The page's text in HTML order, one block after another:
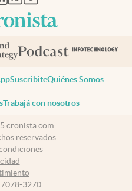
SuscribiteQuiénes Somos
Trabajá con nosotros
cronista.com
reservados
3270